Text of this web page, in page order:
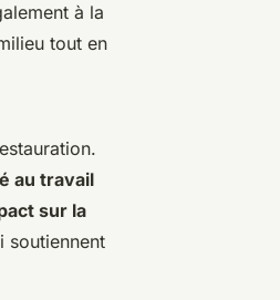
à la
tout en
au travail
sur la
soutiennent